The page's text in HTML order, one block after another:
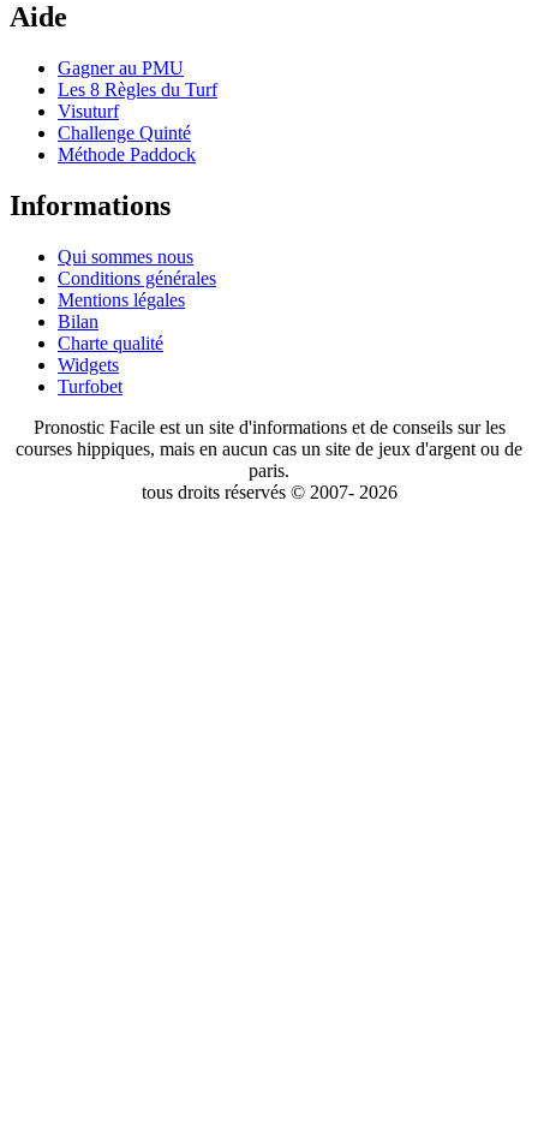
Aide
Gagner au PMU
Les 8 Règles du Turf
Visuturf
Challenge Quinté
Méthode Paddock
Informations
Qui sommes nous
Conditions générales
Mentions légales
Bilan
Charte qualité
Widgets
Turfobet
Pronostic Facile est un site d'informations et de conseils sur les
courses hippiques, mais en aucun cas un site de jeux d'argent ou de
paris.
tous droits réservés © 2007- 2026